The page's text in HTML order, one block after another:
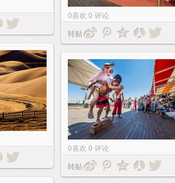
0喜欢 0 评论
转贴
0喜欢 0 评论
转贴